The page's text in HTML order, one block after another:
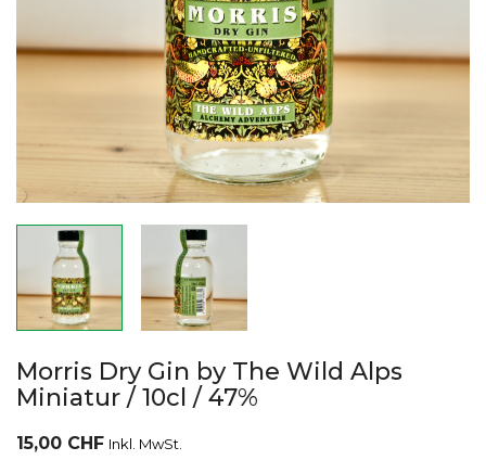
Morris Dry Gin by The Wild Alps
Miniatur / 10cl / 47%
15,00 CHF Inkl. MwSt.